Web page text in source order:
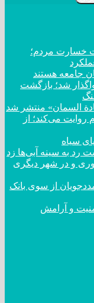
خسارت مردم؛
جامعه هستند
شد؛ بازگشت
السمان» منتشر شد
روایت می‌کند؛ از
سیاه
و در شهر دیگری
از سوی بانک
و آرامش